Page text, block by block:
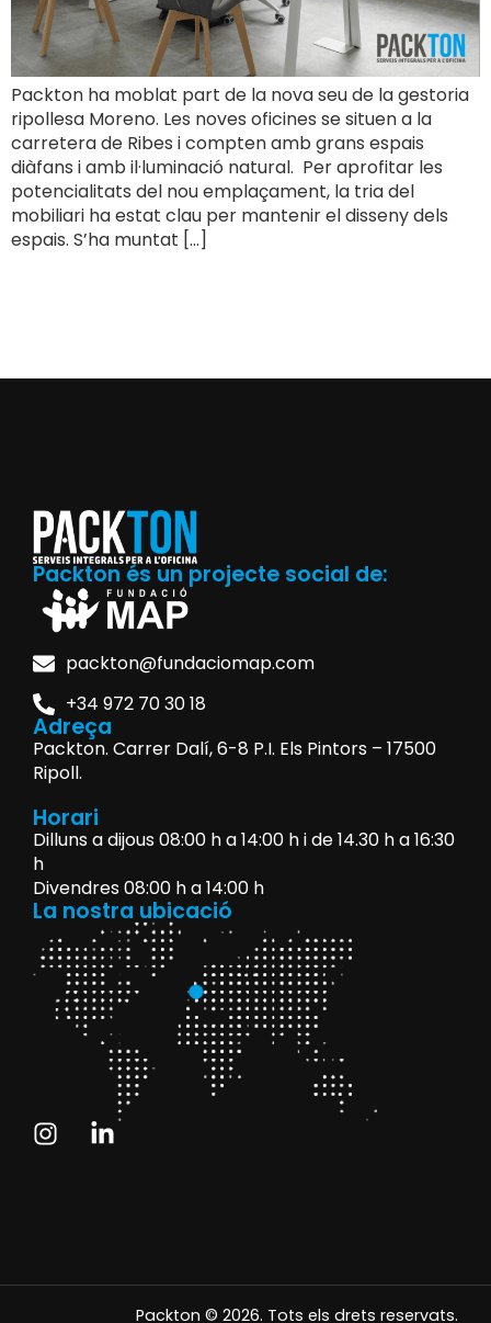
Packton ha moblat part de la nova seu de la gestoria
ripollesa Moreno. Les noves oficines se situen a la
carretera de Ribes i compten amb grans espais
diàfans i amb il·luminació natural. Per aprofitar les
potencialitats del nou emplaçament, la tria del
mobiliari ha estat clau per mantenir el disseny dels
espais. S’ha muntat […]
Packton és un projecte social de:
packton@fundaciomap.com
+34 972 70 30 18
Adreça
Packton. Carrer Dalí, 6-8 P.I. Els Pintors – 17500
Ripoll.
Horari
Dilluns a dijous 08:00 h a 14:00 h i de 14.30 h a 16:30
h
Divendres 08:00 h a 14:00 h
La nostra ubicació
Packton © 2026. Tots els drets reservats.